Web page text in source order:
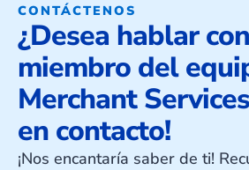
CONTÁCTENOS
¿Desea hablar
miembro del
Merchant
en contacto!
¡Nos encantaría saber de ti!